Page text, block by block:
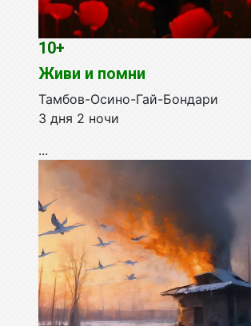
10+
Живи и помни
Тамбов-Осино-Гай-Бондари
3 дня 2 ночи
...